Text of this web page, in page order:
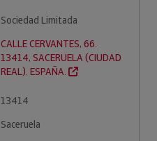
Sociedad Limitada
CALLE CERVANTES, 66.
13414, SACERUELA (CIUDAD
REAL). ESPAÑA.
13414
Saceruela